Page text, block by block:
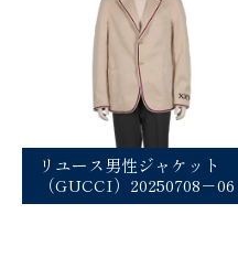
リユース男性ジャケット
（GUCCI）20250708－06